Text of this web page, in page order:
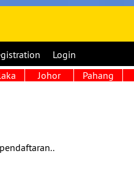
Login
Johor Pahang